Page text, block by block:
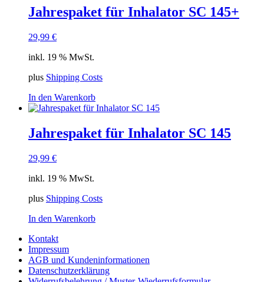
Jahrespaket für Inhalator SC 145+
29,99 €
inkl. 19 % MwSt.
plus Shipping Costs
In den Warenkorb
Jahrespaket für Inhalator SC 145
29,99 €
inkl. 19 % MwSt.
plus Shipping Costs
In den Warenkorb
Kontakt
Impressum
AGB und Kundeninformationen
Datenschutzerklärung